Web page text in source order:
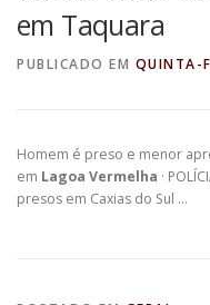
FALE CONOSCO
em Taquara
PUBLICADO EM QUINTA-
Homem é preso e menor
em Lagoa Vermelha ·
presos em Caxias do Sul …